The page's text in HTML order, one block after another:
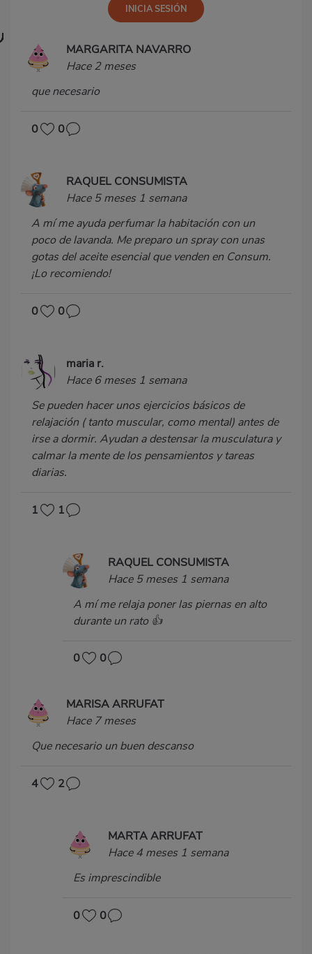
MARGARITA NAVARRO
Hace 2 meses
que necesario
0 0
RAQUEL CONSUMISTA
Hace 5 meses 1 semana
A mí me ayuda perfumar la habitación con un
poco de lavanda. Me preparo un spray con unas
gotas del aceite esencial que venden en Consum.
¡Lo recomiendo!
0 0
maria r.
Hace 6 meses 1 semana
Se pueden hacer unos ejercicios básicos de
relajación ( tanto muscular, como mental) antes de
irse a dormir. Ayudan a destensar la musculatura y
calmar la mente de los pensamientos y tareas
diarias.
1 1
RAQUEL CONSUMISTA
Hace 5 meses 1 semana
A mí me relaja poner las piernas en alto
durante un rato 👍
0 0
MARISA ARRUFAT
Hace 7 meses
Que necesario un buen descanso
4 2
MARTA ARRUFAT
Hace 4 meses 1 semana
Es imprescindible
0 0